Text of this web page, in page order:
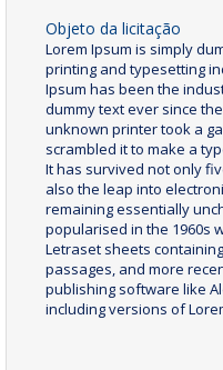
Objeto da licitação
Lorem Ipsum is simply
printing and typesetting
Ipsum has been the
dummy text ever since
unknown printer took a
scrambled it to make a
It has survived not only
also the leap into
remaining essentially
popularised in the 1960s
Letraset sheets
passages, and more
publishing software like
including versions of